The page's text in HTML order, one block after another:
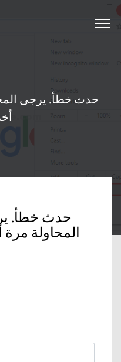
المحاولة